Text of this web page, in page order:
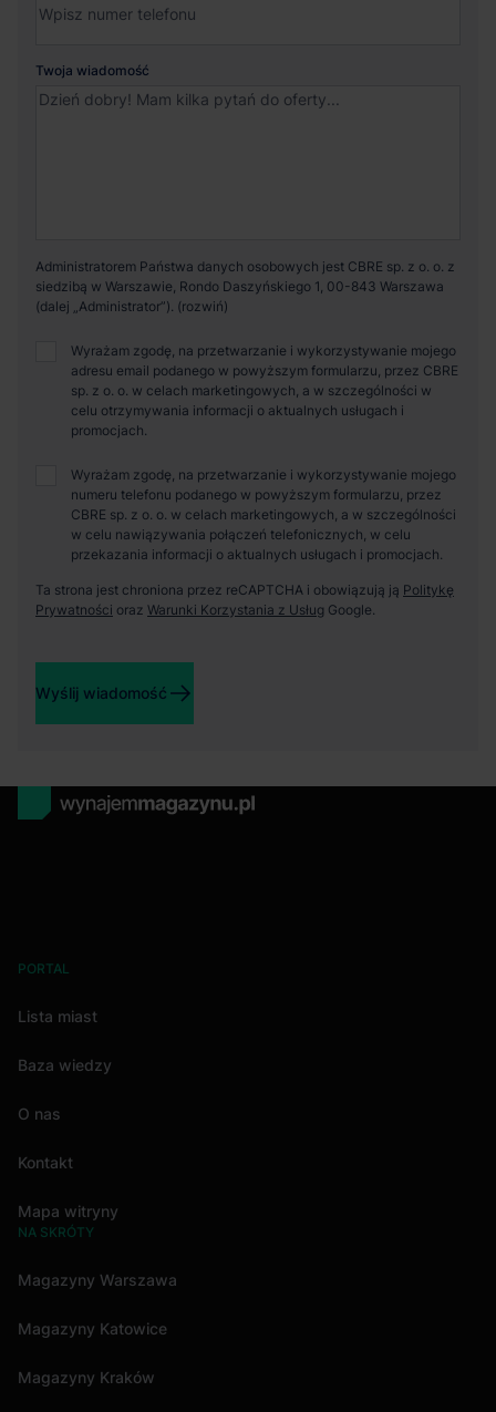
Twoja wiadomość
Administratorem Państwa danych osobowych jest CBRE sp. z o. o. z
siedzibą w Warszawie, Rondo Daszyńskiego 1, 00-843 Warszawa
(dalej „Administrator”).
Wyrażam zgodę, na przetwarzanie i wykorzystywanie mojego
adresu email podanego w powyższym formularzu, przez CBRE
sp. z o. o. w celach marketingowych, a w szczególności w
celu otrzymywania informacji o aktualnych usługach i
promocjach.
Wyrażam zgodę, na przetwarzanie i wykorzystywanie mojego
numeru telefonu podanego w powyższym formularzu, przez
CBRE sp. z o. o. w celach marketingowych, a w szczególności
w celu nawiązywania połączeń telefonicznych, w celu
przekazania informacji o aktualnych usługach i promocjach.
Ta strona jest chroniona przez reCAPTCHA i obowiązują ją Politykę
Prywatności oraz Warunki Korzystania z Usług Google.
Wyślij wiadomość
PORTAL
Lista miast
Baza wiedzy
O nas
Kontakt
Mapa witryny
NA SKRÓTY
Magazyny Warszawa
Magazyny Katowice
Magazyny Kraków